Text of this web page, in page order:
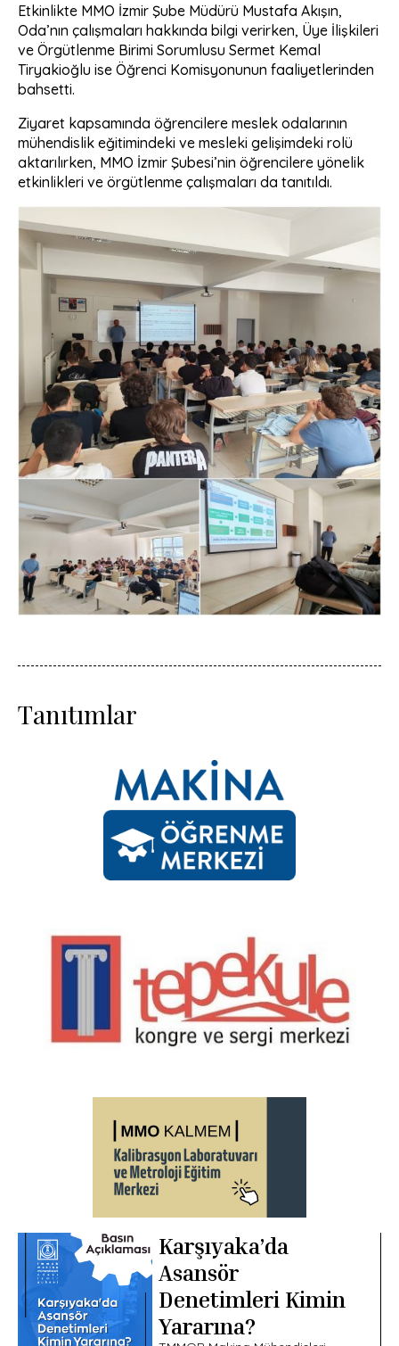
Karşıyaka’da
Asansör
Denetimleri Kimin
Yararına?
Etkinlikte MMO İzmir Şube Müdürü Mustafa Akışın,
Oda’nın çalışmaları hakkında bilgi verirken, Üye İlişkileri
ve Örgütlenme Birimi Sorumlusu Sermet Kemal
Tiryakioğlu ise Öğrenci Komisyonunun faaliyetlerinden
bahsetti.
Ziyaret kapsamında öğrencilere meslek odalarının
mühendislik eğitimindeki ve mesleki gelişimdeki rolü
aktarılırken, MMO İzmir Şubesi’nin öğrencilere yönelik
etkinlikleri ve örgütlenme çalışmaları da tanıtıldı.
Tanıtımlar